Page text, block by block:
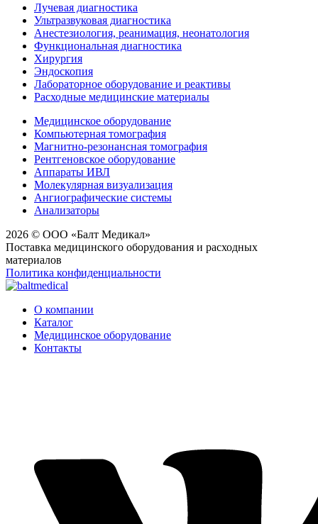
Лучевая диагностика
Ультразвуковая диагностика
Анестезиология, реанимация, неонатология
Функциональная диагностика
Хирургия
Эндоскопия
Лабораторное оборудование и реактивы
Расходные медицинские материалы
Медицинское оборудование
Компьютерная томография
Магнитно-резонансная томография
Рентгеновское оборудование
Аппараты ИВЛ
Молекулярная визуализация
Ангиографические системы
Анализаторы
2026 © ООО «Балт Медикал»
Поставка медицинского оборудования и расходных
материалов
Политика конфиденциальности
О компании
Каталог
Медицинское оборудование
Контакты